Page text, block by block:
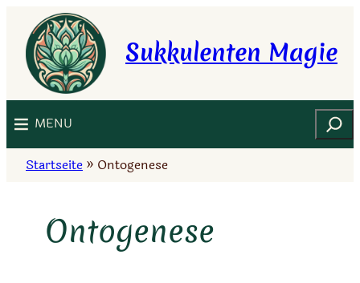
Inhalt
springen
Sukkulenten Magie
MENU Suchen
Startseite » Ontogenese
Ontogenese